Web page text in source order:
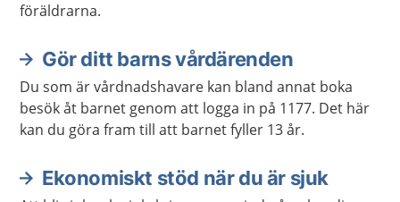
föräldrarna.
Gör ditt barns vårdärenden
Du som är vårdnadshavare kan bland annat boka
besök åt barnet genom att logga in på 1177. Det här
kan du göra fram till att barnet fyller 13 år.
Ekonomiskt stöd när du är sjuk